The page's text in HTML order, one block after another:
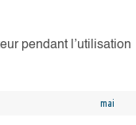
pendant l’utilisation
mai